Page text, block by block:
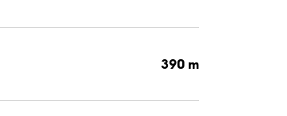
390 m